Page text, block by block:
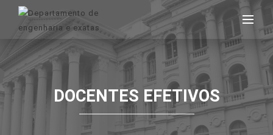
DOCENTES EFETIVOS